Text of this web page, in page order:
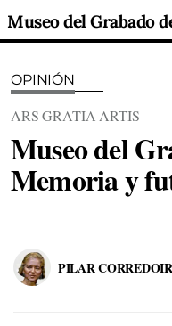
Museo del Grabado
OPINIÓN
ARS GRATIA ARTIS
Museo del
Memoria y
PILAR